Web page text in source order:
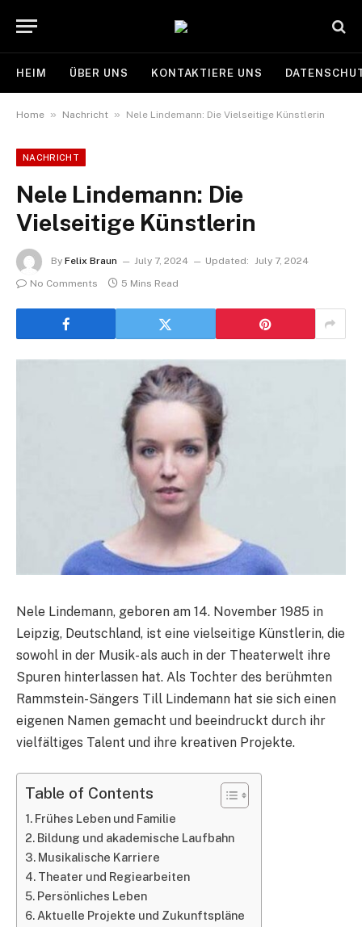
HEIM ÜBER UNS KONTAKTIERE UNS
Home » Nachricht » Nele Lindemann: Die Vielseitige Künstlerin
NACHRICHT
Nele Lindemann: Die
Vielseitige Künstlerin
By Felix Braun July 7, 2024 Updated: July 7, 2024
No Comments
5 Mins Read
Nele Lindemann, geboren am 14. November 1985 in
Leipzig, Deutschland, ist eine vielseitige Künstlerin, die
sowohl in der Musik- als auch in der Theaterwelt ihre
Spuren hinterlassen hat. Als Tochter des berühmten
Rammstein-Sängers Till Lindemann hat sie sich einen
eigenen Namen gemacht und beeindruckt durch ihr
vielfältiges Talent und ihre kreativen Projekte.
Table of Contents
Frühes Leben und Familie
Bildung und akademische Laufbahn
Musikalische Karriere
Theater und Regiearbeiten
Persönliches Leben
Aktuelle Projekte und Zukunftspläne